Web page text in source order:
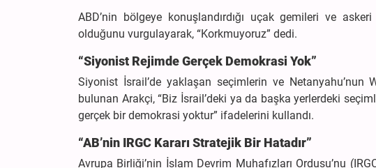
ABD’nin bölgeye konuşlandırdığı uçak gemileri ve
olduğunu vurgulayarak, “Korkmuyoruz” dedi.
“Siyonist Rejimde Gerçek Demokrasi Yok”
Siyonist İsrail’de yaklaşan seçimlerin ve
bulunan Arakçi, “Biz İsrail’deki ya da başka yerlerdeki
gerçek bir demokrasi yoktur” ifadelerini kullandı.
“AB’nin IRGC Kararı Stratejik Bir Hatadır”
Avrupa Birliği’nin İslam Devrim Muhafızları Ordusu’nu